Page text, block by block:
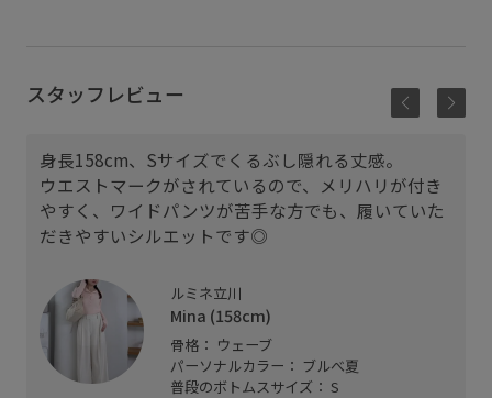
スタッフレビュー
身長158cm、Sサイズでくるぶし隠れる丈感。
ウエストマークがされているので、メリハリが付き
やすく、ワイドパンツが苦手な方でも、履いていた
だきやすいシルエットです◎
ルミネ立川
Mina (158cm)
骨格： ウェーブ
パーソナルカラー： ブルべ夏
普段のボトムスサイズ： S